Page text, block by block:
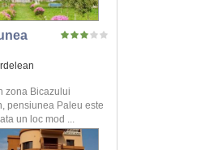
zona Bicazului
pensiunea Paleu este
un loc mod ...